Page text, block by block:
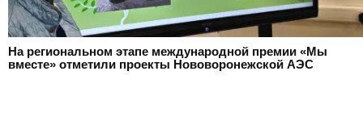
На региональном этапе международной премии «Мы
вместе» отметили проекты Нововоронежской АЭС